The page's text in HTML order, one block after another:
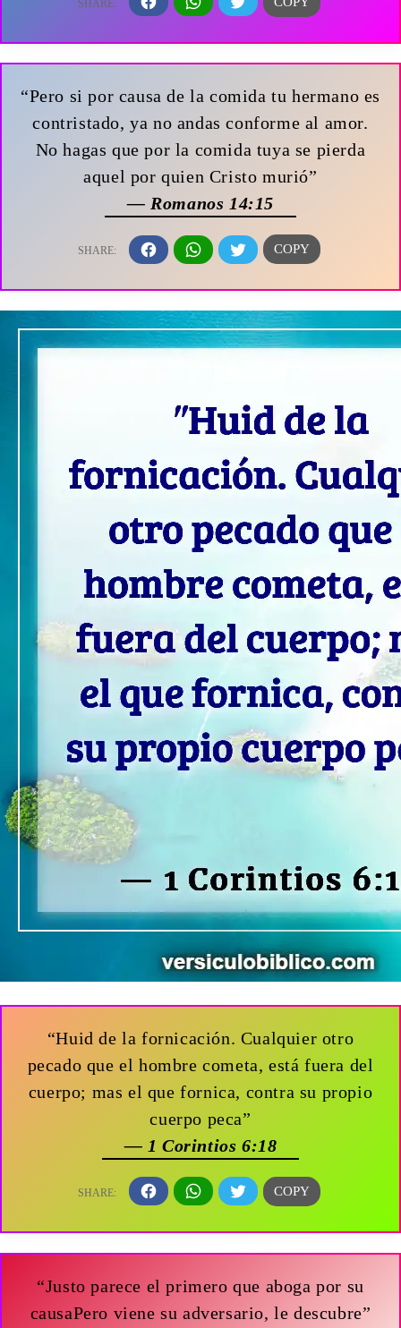
“Pero si por causa de la comida tu hermano es
contristado, ya no andas conforme al amor.
No hagas que por la comida tuya se pierda
aquel por quien Cristo murió”
— Romanos 14:15
“Huid de la fornicación. Cualquier otro
pecado que el hombre cometa, está fuera del
cuerpo; mas el que fornica, contra su propio
cuerpo peca”
— 1 Corintios 6:18
“Justo parece el primero que aboga por su
causaPero viene su adversario, le descubre”